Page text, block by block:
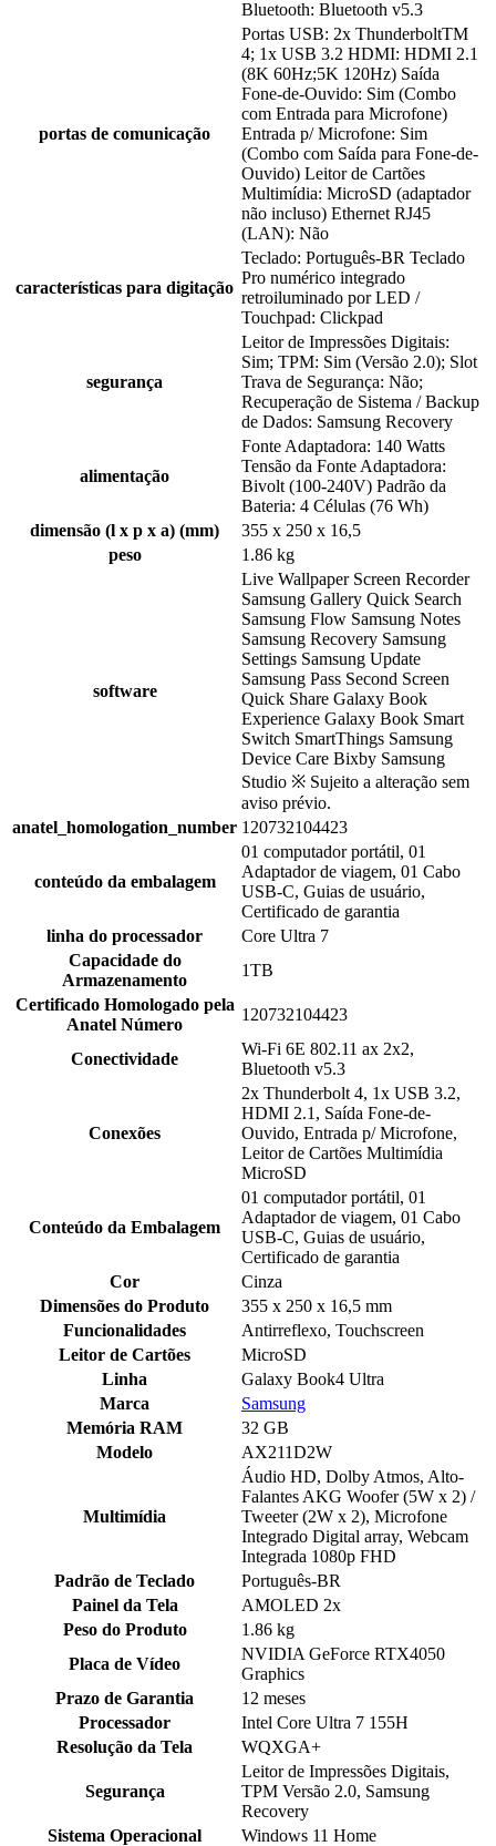
Bluetooth: Bluetooth v5.3
portas de comunicação
Portas USB: 2x ThunderboltTM
4; 1x USB 3.2 HDMI: HDMI 2.1
(8K 60Hz;5K 120Hz) Saída
Fone-de-Ouvido: Sim (Combo
com Entrada para Microfone)
Entrada p/ Microfone: Sim
(Combo com Saída para Fone-de-
Ouvido) Leitor de Cartões
Multimídia: MicroSD (adaptador
não incluso) Ethernet RJ45
(LAN): Não
características para digitação
Teclado: Português-BR Teclado
Pro numérico integrado
retroiluminado por LED /
Touchpad: Clickpad
segurança
Leitor de Impressões Digitais:
Sim; TPM: Sim (Versão 2.0); Slot
Trava de Segurança: Não;
Recuperação de Sistema / Backup
de Dados: Samsung Recovery
alimentação
Fonte Adaptadora: 140 Watts
Tensão da Fonte Adaptadora:
Bivolt (100-240V) Padrão da
Bateria: 4 Células (76 Wh)
dimensão (l x p x a) (mm)
355 x 250 x 16,5
peso
1.86 kg
software
Live Wallpaper Screen Recorder
Samsung Gallery Quick Search
Samsung Flow Samsung Notes
Samsung Recovery Samsung
Settings Samsung Update
Samsung Pass Second Screen
Quick Share Galaxy Book
Experience Galaxy Book Smart
Switch SmartThings Samsung
Device Care Bixby Samsung
Studio ※ Sujeito a alteração sem
aviso prévio.
anatel_homologation_number 120732104423
conteúdo da embalagem
01 computador portátil, 01
Adaptador de viagem, 01 Cabo
USB-C, Guias de usuário,
Certificado de garantia
linha do processador
Core Ultra 7
Capacidade do
Armazenamento
1TB
Certificado Homologado pela
Anatel Número
120732104423
Conectividade
Wi-Fi 6E 802.11 ax 2x2,
Bluetooth v5.3
Conexões
2x Thunderbolt 4, 1x USB 3.2,
HDMI 2.1, Saída Fone-de-
Ouvido, Entrada p/ Microfone,
Leitor de Cartões Multimídia
MicroSD
Conteúdo da Embalagem
01 computador portátil, 01
Adaptador de viagem, 01 Cabo
USB-C, Guias de usuário,
Certificado de garantia
Cor
Cinza
Dimensões do Produto
355 x 250 x 16,5 mm
Funcionalidades
Antirreflexo, Touchscreen
Leitor de Cartões
MicroSD
Linha
Galaxy Book4 Ultra
Marca
Samsung
Memória RAM
32 GB
Modelo
AX211D2W
Multimídia
Áudio HD, Dolby Atmos, Alto-
Falantes AKG Woofer (5W x 2) /
Tweeter (2W x 2), Microfone
Integrado Digital array, Webcam
Integrada 1080p FHD
Padrão de Teclado
Português-BR
Painel da Tela
AMOLED 2x
Peso do Produto
1.86 kg
Placa de Vídeo
NVIDIA GeForce RTX4050
Graphics
Prazo de Garantia
12 meses
Processador
Intel Core Ultra 7 155H
Resolução da Tela
WQXGA+
Segurança
Leitor de Impressões Digitais,
TPM Versão 2.0, Samsung
Recovery
Sistema Operacional
Windows 11 Home